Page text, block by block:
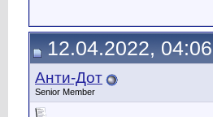
12.04.2022, 04:06
Анти-Дот
Senior Member